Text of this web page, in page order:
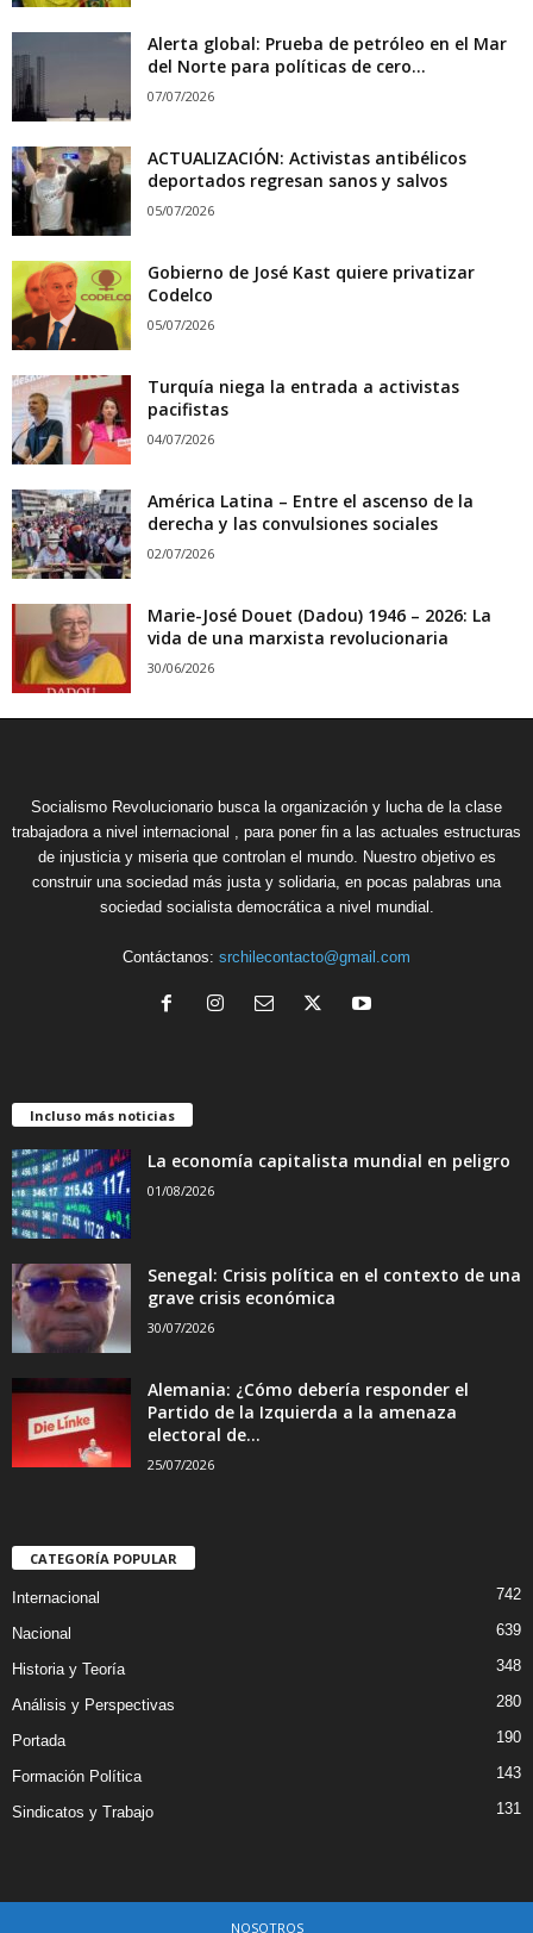
Alerta global: Prueba de petróleo en el Mar
del Norte para políticas de cero...
07/07/2026
ACTUALIZACIÓN: Activistas antibélicos
deportados regresan sanos y salvos
05/07/2026
Gobierno de José Kast quiere privatizar
Codelco
05/07/2026
Turquía niega la entrada a activistas
pacifistas
04/07/2026
América Latina – Entre el ascenso de la
derecha y las convulsiones sociales
02/07/2026
Marie-José Douet (Dadou) 1946 – 2026: La
vida de una marxista revolucionaria
30/06/2026
Socialismo Revolucionario busca la organización y lucha de la clase
trabajadora a nivel internacional , para poner fin a las actuales estructuras
de injusticia y miseria que controlan el mundo. Nuestro objetivo es
construir una sociedad más justa y solidaria, en pocas palabras una
sociedad socialista democrática a nivel mundial.
Contáctanos: srchilecontacto@gmail.com
Incluso más noticias
La economía capitalista mundial en peligro
01/08/2026
Senegal: Crisis política en el contexto de una
grave crisis económica
30/07/2026
Alemania: ¿Cómo debería responder el
Partido de la Izquierda a la amenaza
electoral de...
25/07/2026
CATEGORÍA POPULAR
Internacional 742
Nacional 639
Historia y Teoría 348
Análisis y Perspectivas 280
Portada 190
Formación Política 143
Sindicatos y Trabajo 131
NOSOTROS